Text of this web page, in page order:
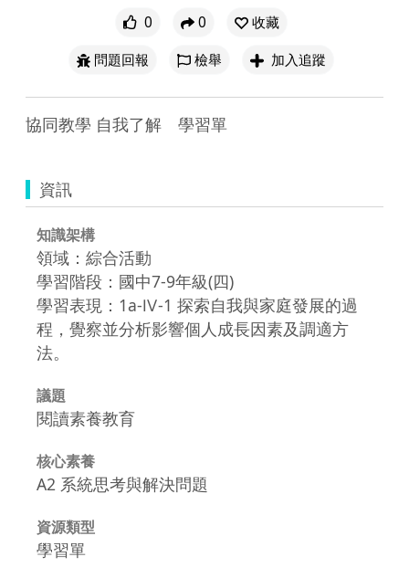
0 0
收藏
問題回報
檢舉 加入追蹤
協同教學 自我了解　學習單
資訊
知識架構
領域：綜合活動
學習階段：國中7-9年級(四)
學習表現：1a-Ⅳ-1 探索自我與家庭發展的過
程，覺察並分析影響個人成長因素及調適方
法。
議題
閱讀素養教育
核心素養
A2 系統思考與解決問題
資源類型
學習單